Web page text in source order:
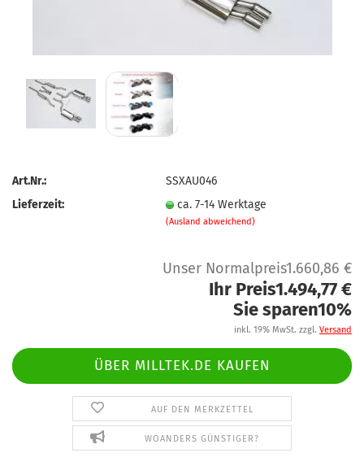
Art.Nr.:
SSXAU046
Lieferzeit:
ca. 7-14 Werktage
(Ausland abweichend)
Unser Normalpreis1.660,86 €
Ihr Preis1.494,77 €
Sie sparen10%
inkl. 19% MwSt. zzgl. Versand
ÜBER MILLTEK.DE KAUFEN
AUF DEN MERKZETTEL
WOANDERS GÜNSTIGER?